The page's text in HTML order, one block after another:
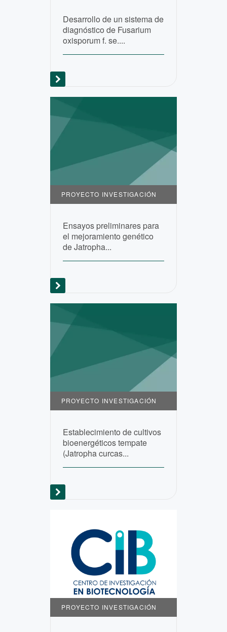
Desarrollo de un sistema de
diagnóstico de Fusarium
oxisporum f. se....
PROYECTO INVESTIGACIÓN
Ensayos preliminares para
el mejoramiento genético
de Jatropha...
PROYECTO INVESTIGACIÓN
Establecimiento de cultivos
bioenergéticos tempate
(Jatropha curcas...
PROYECTO INVESTIGACIÓN